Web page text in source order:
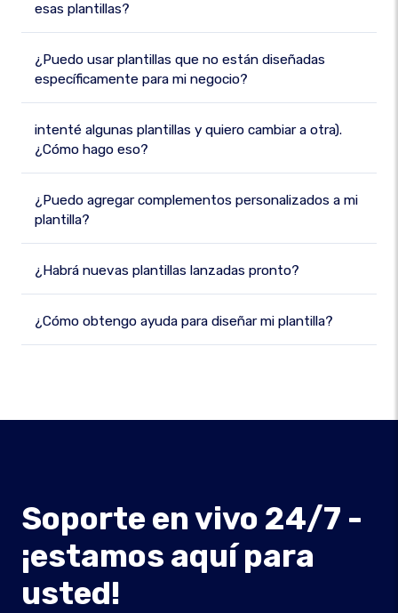
esas plantillas?
¿Puedo usar plantillas que no están diseñadas
específicamente para mi negocio?
intenté algunas plantillas y quiero cambiar a otra).
¿Cómo hago eso?
¿Puedo agregar complementos personalizados a mi
plantilla?
¿Habrá nuevas plantillas lanzadas pronto?
¿Cómo obtengo ayuda para diseñar mi plantilla?
Soporte en vivo 24/7 -
¡estamos aquí para
usted!